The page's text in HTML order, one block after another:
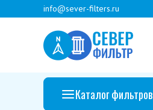
info@sever-filters.ru
Каталог фильтров